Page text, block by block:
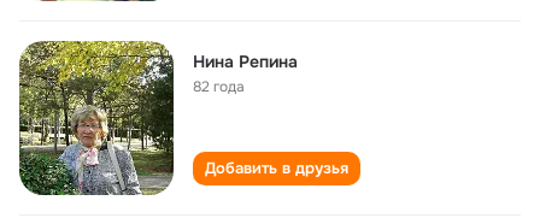
Нина Репина
82 года
Добавить в друзья